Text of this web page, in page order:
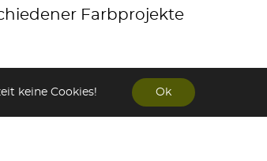
Farbprojekte
Gelb der
keine Cookies! Ok